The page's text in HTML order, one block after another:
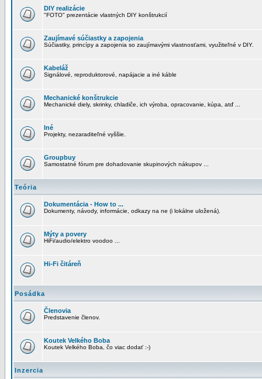
DIY realizácie
"FOTO" prezentácie vlastných DIY konštrukcií
Zaujímavé súčiastky a zapojenia
Súčiastky, princípy a zapojenia so zaujímavými vlastnosťami, využiteľné v DIY.
Kabeláž
Signálové, reproduktorové, napájacie a iné káble
Mechanické konštrukcie
Mechanické diely, skrinky, chladiče, ich výroba, opracovanie, kúpa, atď ...
Iné
Projekty, nezaraditeľné vyššie.
Groupbuy
Samostatné fórum pre dohadovanie skupinových nákupov ...
Teória
Dokumentácia - How to ...
Dokumenty, návody, informácie, odkazy na ne (i lokálne uložená).
Mýty a povery
HiFi/audio/elektro voodoo ...
Hi-Fi čitáreň
Posádka
Členovia
Predstavenie členov.
Koutek Velkého Boba
Koutek Velkého Boba, čo viac dodať :-)
Inzercia